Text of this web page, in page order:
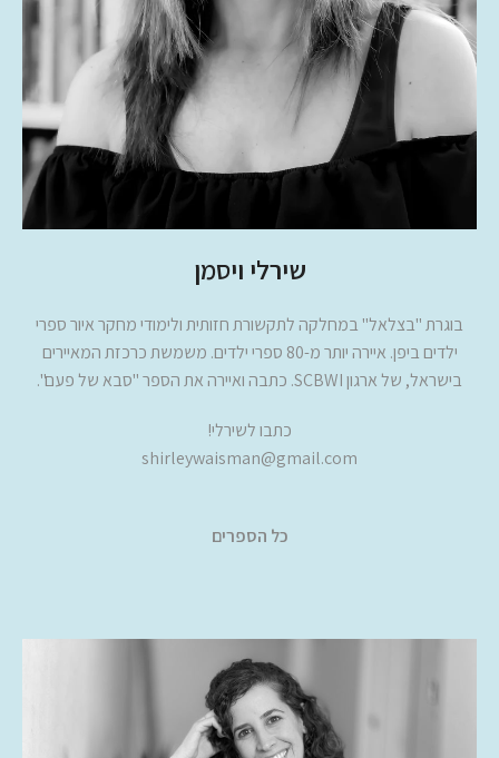
שירלי ויסמן
בוגרת "בצלאל" במחלקה לתקשורת חזותית ולימודי מחקר איור ספרי
ילדים ביפן. איירה יותר מ-80 ספרי ילדים. משמשת כרכזת המאיירים
בישראל, של ארגון SCBWI. כתבה ואיירה את הספר "סבא של פעם".
כתבו לשירלי!
shirleywaisman@gmail.com
כל הספרים